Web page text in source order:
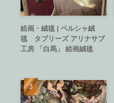
絵画・絨毯 | ペルシャ絨
毯 タブリーズ アリナサブ
工房 「白馬」 絵画絨毯